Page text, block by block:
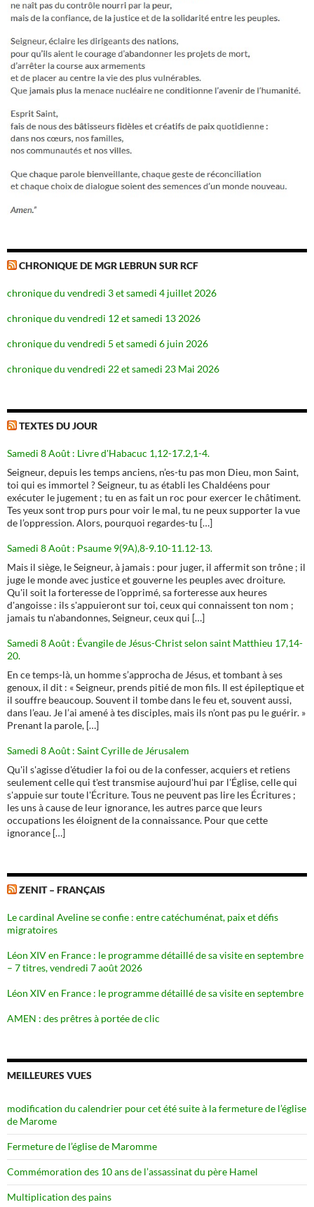
CHRONIQUE DE MGR LEBRUN SUR RCF
chronique du vendredi 3 et samedi 4 juillet 2026
chronique du vendredi 12 et samedi 13 2026
chronique du vendredi 5 et samedi 6 juin 2026
chronique du vendredi 22 et samedi 23 Mai 2026
TEXTES DU JOUR
Samedi 8 Août : Livre d'Habacuc 1,12-17.2,1-4.
Seigneur, depuis les temps anciens, n’es-tu pas mon Dieu, mon Saint,
toi qui es immortel ? Seigneur, tu as établi les Chaldéens pour
exécuter le jugement ; tu en as fait un roc pour exercer le châtiment.
Tes yeux sont trop purs pour voir le mal, tu ne peux supporter la vue
de l’oppression. Alors, pourquoi regardes-tu […]
Samedi 8 Août : Psaume 9(9A),8-9.10-11.12-13.
Mais il siège, le Seigneur, à jamais : pour juger, il affermit son trône ; il
juge le monde avec justice et gouverne les peuples avec droiture.
Qu'il soit la forteresse de l'opprimé, sa forteresse aux heures
d'angoisse : ils s'appuieront sur toi, ceux qui connaissent ton nom ;
jamais tu n'abandonnes, Seigneur, ceux qui […]
Samedi 8 Août : Évangile de Jésus-Christ selon saint Matthieu 17,14-
20.
En ce temps-là, un homme s’approcha de Jésus, et tombant à ses
genoux, il dit : « Seigneur, prends pitié de mon fils. Il est épileptique et
il souffre beaucoup. Souvent il tombe dans le feu et, souvent aussi,
dans l’eau. Je l’ai amené à tes disciples, mais ils n’ont pas pu le guérir. »
Prenant la parole, […]
Samedi 8 Août : Saint Cyrille de Jérusalem
Qu'il s'agisse d'étudier la foi ou de la confesser, acquiers et retiens
seulement celle qui t'est transmise aujourd'hui par l'Église, celle qui
s'appuie sur toute l'Écriture. Tous ne peuvent pas lire les Écritures ;
les uns à cause de leur ignorance, les autres parce que leurs
occupations les éloignent de la connaissance. Pour que cette
ignorance […]
ZENIT – FRANÇAIS
Le cardinal Aveline se confie : entre catéchuménat, paix et défis
migratoires
Léon XIV en France : le programme détaillé de sa visite en septembre
– 7 titres, vendredi 7 août 2026
Léon XIV en France : le programme détaillé de sa visite en septembre
AMEN : des prêtres à portée de clic
MEILLEURES VUES
modification du calendrier pour cet été suite à la fermeture de l’église
de Marome
Fermeture de l’église de Maromme
Commémoration des 10 ans de l’assassinat du père Hamel
Multiplication des pains